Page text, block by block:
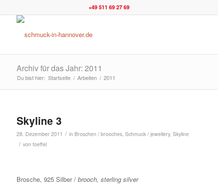
+49 511 69 27 69
Archiv für das Jahr: 2011
Du bist hier: Startseite / Arbeiten / 2011
Skyline 3
28. Dezember 2011 / in Broschen / brooches, Schmuck / jewellery, Skyline
/ von toeffel
Brosche, 925 Silber / brooch, sterling silver